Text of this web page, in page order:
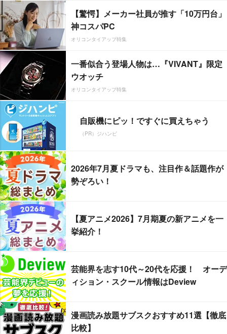
【驚愕】メーカー社員が推す「10万円台」
神コスパPC
オリコンタイアップ特集
一番似合う登場人物は…『VIVANT』限定
ウオッチ
オリコンタイアップ特集
自販機にピッ！ですぐに買えちゃう
（PR）ジハンピ
2026年7月夏ドラマも、注目作＆話題作が
勢ぞろい！
【夏アニメ2026】7月期夏の新アニメを一
挙紹介！
芸能界を志す10代～20代を応援！ オーデ
ィション・スクール情報はDeview
漫画読み放題サブスクおすすめ11選【徹底
比較】